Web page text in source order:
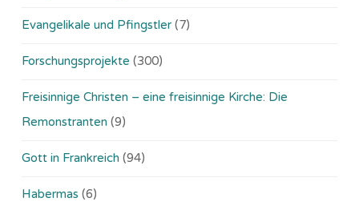
Evangelikale und Pfingstler (7)
Forschungsprojekte (300)
Freisinnige Christen – eine freisinnige Kirche: Die
Remonstranten (9)
Gott in Frankreich (94)
Habermas (6)